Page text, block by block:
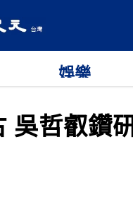
娛樂
吳哲叡鑽